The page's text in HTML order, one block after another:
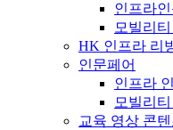
인프라
모빌리
HK 인프라 리
인문페어
인프라
모빌리
교육 영상 콘